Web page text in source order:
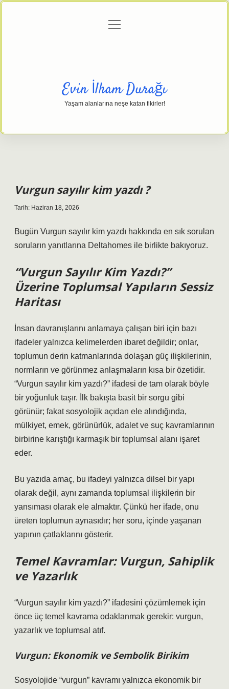
Gizlilik Politikası
menüyü
Evin İlham Durağı
Yaşam alanlarına neşe katan fikirler!
Vurgun sayılır kim yazdı ?
Tarih: Haziran 18, 2026
Bugün Vurgun sayılır kim yazdı hakkında en sık sorulan
soruların yanıtlarına Deltahomes ile birlikte bakıyoruz.
“Vurgun Sayılır Kim Yazdı?”
Üzerine Toplumsal Yapıların Sessiz
Haritası
İnsan davranışlarını anlamaya çalışan biri için bazı
ifadeler yalnızca kelimelerden ibaret değildir; onlar,
toplumun derin katmanlarında dolaşan güç ilişkilerinin,
normların ve görünmez anlaşmaların kısa bir özetidir.
“Vurgun sayılır kim yazdı?” ifadesi de tam olarak böyle
bir yoğunluk taşır. İlk bakışta basit bir sorgu gibi
görünür; fakat sosyolojik açıdan ele alındığında,
mülkiyet, emek, görünürlük, adalet ve suç kavramlarının
birbirine karıştığı karmaşık bir toplumsal alanı işaret
eder.
Bu yazıda amaç, bu ifadeyi yalnızca dilsel bir yapı
olarak değil, aynı zamanda toplumsal ilişkilerin bir
yansıması olarak ele almaktır. Çünkü her ifade, onu
üreten toplumun aynasıdır; her soru, içinde yaşanan
yapının çatlaklarını gösterir.
Temel Kavramlar: Vurgun, Sahiplik
ve Yazarlık
“Vurgun sayılır kim yazdı?” ifadesini çözümlemek için
önce üç temel kavrama odaklanmak gerekir: vurgun,
yazarlık ve toplumsal atıf.
Vurgun: Ekonomik ve Sembolik Birikim
Sosyolojide “vurgun” kavramı yalnızca ekonomik bir